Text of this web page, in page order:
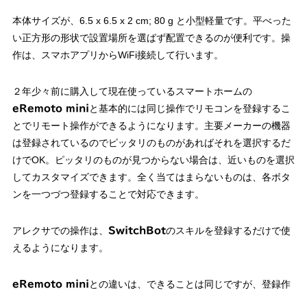
本体サイズが、6.5 x 6.5 x 2 cm; 80 g と小型軽量です。平べった
い正方形の形状で設置場所を選ばず配置できるのが便利です。操
作は、スマホアプリからWiFi接続して行います。
２年少々前に購入して現在使っているスマートホームの
eRemoto mini と基本的には同じ操作でリモコンを登録するこ
とでリモート操作ができるようになります。主要メーカーの機器
は登録されているのでピッタリのものがあればそれを選択するだ
けでOK。ピッタリのものが見つからない場合は、近いものを選択
してカスタマイズできます。全く当てはまらないものは、各ボタ
ンを一つづつ登録することで対応できます。
アレクサでの操作は、 SwitchBotのスキルを登録するだけで使
えるようになります。
eRemoto mini との違いは、できることは同じですが、登録作